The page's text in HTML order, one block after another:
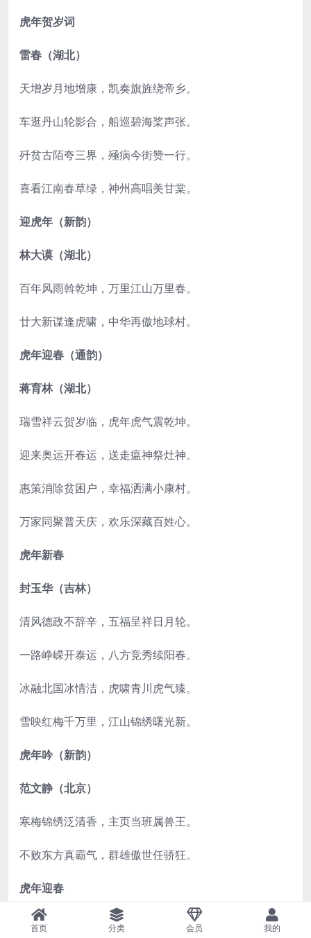
虎年贺岁词
雷春（湖北）
天增岁月地增康，凯奏旗旌绕帝乡。
车逛丹山轮影合，船巡碧海桨声张。
歼贫古陌夸三界，殛病今街赞一行。
喜看江南春草绿，神州高唱美甘棠。
迎虎年（新韵）
林大谟（湖北）
百年风雨斡乾坤，万里江山万里春。
廿大新谋逢虎啸，中华再傲地球村。
虎年迎春（通韵）
蒋育林（湖北）
瑞雪祥云贺岁临，虎年虎气震乾坤。
迎来奥运开春运，送走瘟神祭灶神。
惠策消除贫困户，幸福洒满小康村。
万家同聚普天庆，欢乐深藏百姓心。
虎年新春
封玉华（吉林）
清风德政不辞辛，五福呈祥日月轮。
一路峥嵘开泰运，八方竞秀续阳春。
冰融北国冰情洁，虎啸青川虎气臻。
雪映红梅千万里，江山锦绣曙光新。
虎年吟（新韵）
范文静（北京）
寒梅锦绣泛清香，主页当班属兽王。
不败东方真霸气，群雄傲世任骄狂。
虎年迎春
吉洪花(山东)
首页 分类 会员 我的